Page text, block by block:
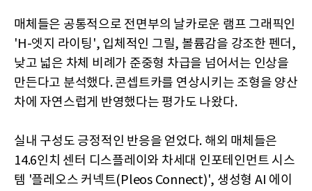
매체들은 공통적으로 전면부의 날카로운 램프 그래픽인
'H-엣지 라이팅', 입체적인 그릴, 볼륨감을 강조한 펜더,
낮고 넓은 차체 비례가 준중형 차급을 넘어서는 인상을
만든다고 분석했다. 콘셉트카를 연상시키는 조형을 양산
차에 자연스럽게 반영했다는 평가도 나왔다.
실내 구성도 긍정적인 반응을 얻었다. 해외 매체들은
14.6인치 센터 디스플레이와 차세대 인포테인먼트 시스
템 '플레오스 커넥트(Pleos Connect)', 생성형 AI 에이